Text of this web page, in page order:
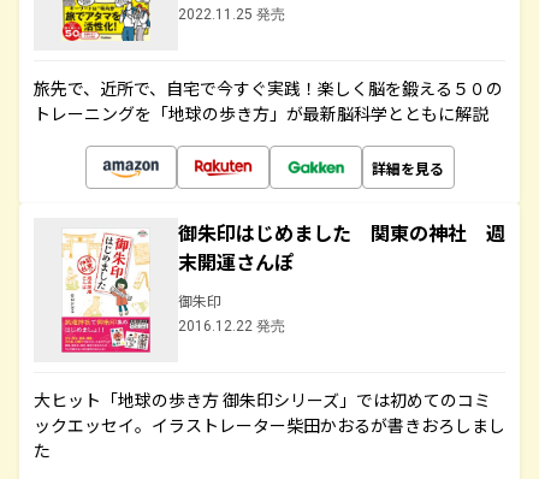
2022.11.25 発売
旅先で、近所で、自宅で今すぐ実践！楽しく脳を鍛える５０の
トレーニングを「地球の歩き方」が最新脳科学とともに解説
詳細を見る
御朱印はじめました 関東の神社 週
末開運さんぽ
御朱印
2016.12.22 発売
大ヒット「地球の歩き方 御朱印シリーズ」では初めてのコミ
ックエッセイ。イラストレーター柴田かおるが書きおろしまし
た